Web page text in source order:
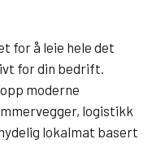
for å leie hele det
for din bedrift.
moderne
logistikk
lokalmat basert